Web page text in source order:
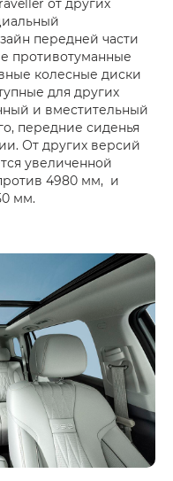
передней части
противотуманные
колесные диски
для других
и вместительный
передние сиденья
От других версий
увеличенной
4980 мм, и
мм.